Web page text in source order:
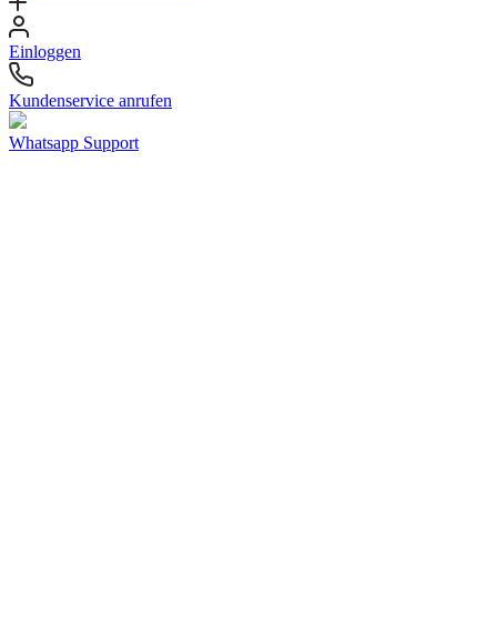
Einloggen
Kundenservice anrufen
Whatsapp Support